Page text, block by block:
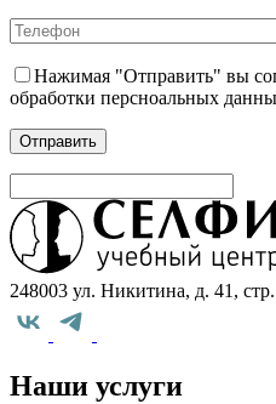
Нажимая "Отправить" вы
обработки персноальных
248003 ул. Никитина, д. 41,
Наши услуги